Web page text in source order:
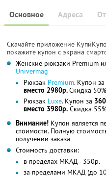
Основное Адреса
Скачайте приложение
покажите купон с экрана
Женские рюкзаки Premium
Univermag
Рюкзак Premium. Купон за
вместо 2980р.Скидка 50%
Рюкзак Luxe. Купон за
вместо 3980р. Скидка
Внимание! Купон является
стоимости. Полную
получении заказа
Стоимость доставки:
в пределах МКАД - 350р.
за пределами МКАД (до